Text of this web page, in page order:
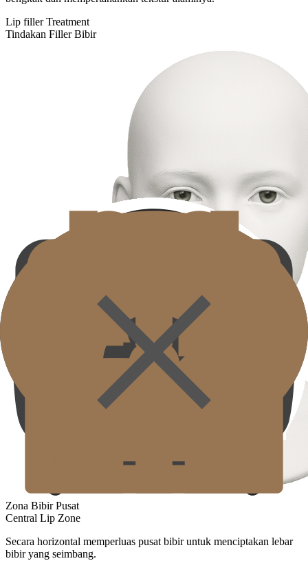
Lip filler Treatment
Tindakan Filler Bibir
Zona Bibir Pusat
Central Lip Zone
Secara horizontal memperluas pusat bibir untuk menciptakan lebar
bibir yang seimbang.